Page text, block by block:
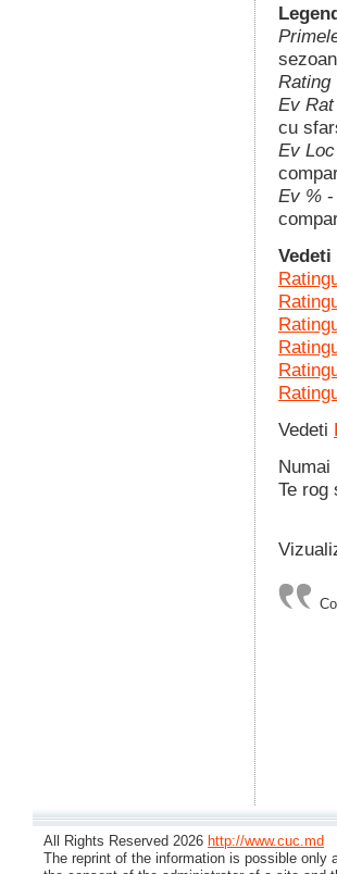
Rating
Ev Rat
cu
Ev Loc
Ev % -
Vedeti
Vedeti
Te rog
All Rights Reserved 2026 http://www.cuc.md
The reprint of the information is possible only